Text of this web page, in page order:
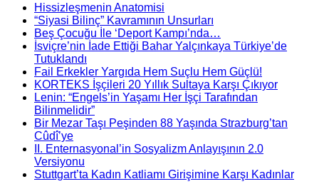
Hissizleşmenin Anatomisi
“Siyasi Bilinç” Kavramının Unsurları
Beş Çocuğu İle ‘Deport Kampı’nda…
İsviçre’nin İade Ettiği Bahar Yalçınkaya Türkiye’de
Tutuklandı
Fail Erkekler Yargıda Hem Suçlu Hem Güçlü!
KORTEKS İşçileri 20 Yıllık Sultaya Karşı Çıkıyor
Lenin: “Engels’in Yaşamı Her İşçi Tarafından
Bilinmelidir”
Bir Mezar Taşı Peşinden 88 Yaşında Strazburg’tan
Cûdî’ye
II. Enternasyonal’in Sosyalizm Anlayışının 2.0
Versiyonu
Stuttgart’ta Kadın Katliamı Girişimine Karşı Kadınlar